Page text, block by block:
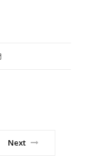
Next